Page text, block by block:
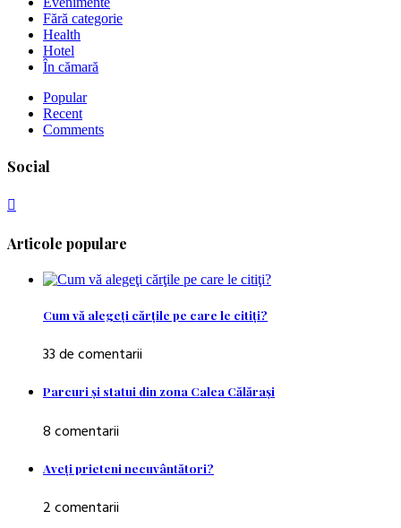
Fără categorie
Health
Hotel
În cămară
Popular
Recent
Comments
Social
Articole populare
Cum vă alegeţi cărţile pe care le citiţi?
33 de comentarii
Parcuri şi statui din zona Calea Călăraşi
8 comentarii
Aveţi prieteni necuvântători?
2 comentarii